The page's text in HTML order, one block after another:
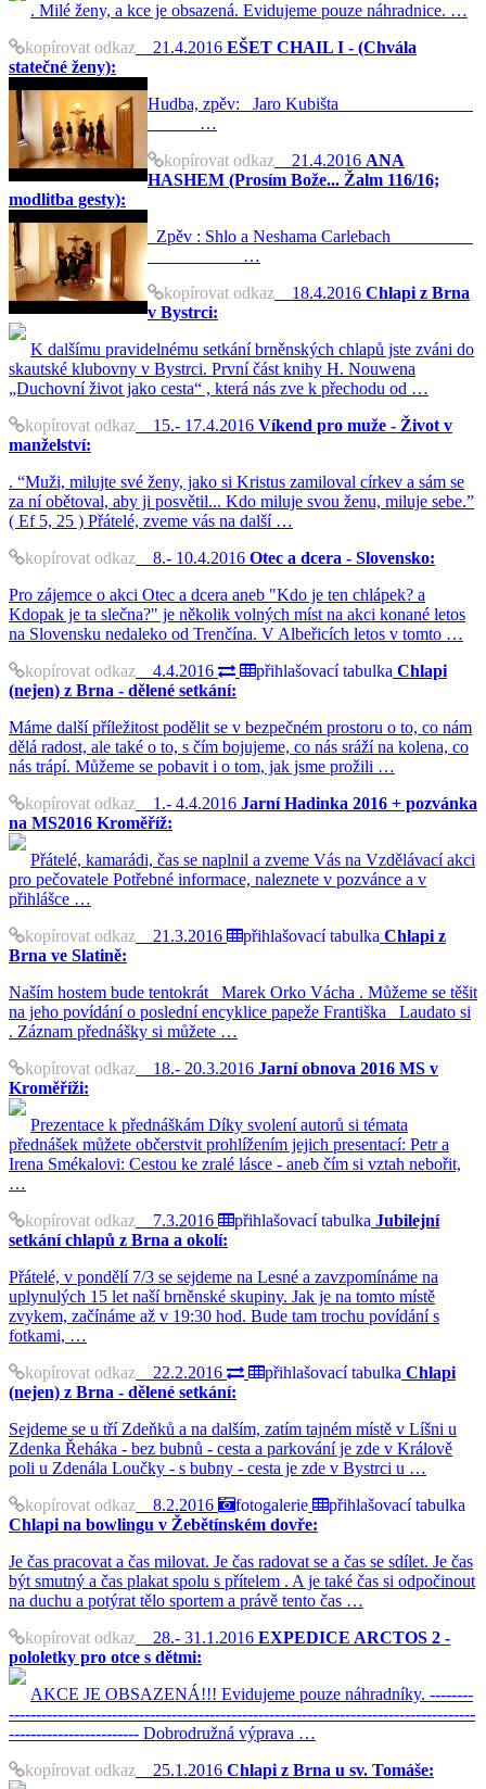
. Milé ženy, a kce je obsazená. Evidujeme pouze náhradnice. …
kopírovat odkaz 21.4.2016 EŠET CHAIL I - (Chvála
statečné ženy):
Hudba, zpěv: Jaro Kubišta
…
kopírovat odkaz 21.4.2016 ANA
HASHEM (Prosím Bože... Žalm 116/16;
modlitba gesty):
Zpěv : Shlo a Neshama Carlebach
…
kopírovat odkaz 18.4.2016 Chlapi z Brna
v Bystrci:
K dalšímu pravidelnému setkání brněnských chlapů jste zváni do
skautské klubovny v Bystrci. První část knihy H. Nouwena
„Duchovní život jako cesta“ , která nás zve k přechodu od …
kopírovat odkaz 15.- 17.4.2016 Víkend pro muže - Život v
manželství:
. “Muži, milujte své ženy, jako si Kristus zamiloval církev a sám se
za ní obětoval, aby ji posvětil... Kdo miluje svou ženu, miluje sebe.”
( Ef 5, 25 ) Přátelé, zveme vás na další …
kopírovat odkaz 8.- 10.4.2016 Otec a dcera - Slovensko:
Pro zájemce o akci Otec a dcera aneb "Kdo je ten chlápek? a
Kdopak je ta slečna?" je několik volných míst na akci konané letos
na Slovensku nedaleko od Trenčína. V Albeřicích letos v tomto …
kopírovat odkaz 4.4.2016 přihlašovací tabulka Chlapi
(nejen) z Brna - dělené setkání:
Máme další příležitost podělit se v bezpečném prostoru o to, co nám
dělá radost, ale také o to, s čím bojujeme, co nás sráží na kolena, co
nás trápí. Můžeme se pobavit i o tom, jak jsme prožili …
kopírovat odkaz 1.- 4.4.2016 Jarní Hadinka 2016 + pozvánka
na MS2016 Kroměříž:
Přátelé, kamarádi, čas se naplnil a zveme Vás na Vzdělávací akci
pro pečovatele Potřebné informace, naleznete v pozvánce a v
přihlášce …
kopírovat odkaz 21.3.2016 přihlašovací tabulka Chlapi z
Brna ve Slatině:
Naším hostem bude tentokrát Marek Orko Vácha . Můžeme se těšit
na jeho povídání o poslední encyklice papeže Františka Laudato si
. Záznam přednášky si můžete …
kopírovat odkaz 18.- 20.3.2016 Jarní obnova 2016 MS v
Kroměříži:
Prezentace k přednáškám Díky svolení autorů si témata
přednášek můžete občerstvit prohlížením jejich presentací: Petr a
Irena Smékalovi: Cestou ke zralé lásce - aneb čím si vztah nebořit,
…
kopírovat odkaz 7.3.2016 přihlašovací tabulka Jubilejní
setkání chlapů z Brna a okolí:
Přátelé, v pondělí 7/3 se sejdeme na Lesné a zavzpomínáme na
uplynulých 15 let naší brněnské skupiny. Jak je na tomto místě
zvykem, začínáme až v 19:30 hod. Bude tam trochu povídání s
fotkami, …
kopírovat odkaz 22.2.2016 přihlašovací tabulka Chlapi
(nejen) z Brna - dělené setkání:
Sejdeme se u tří Zdeňků a na dalším, zatím tajném místě v Líšni u
Zdenka Řeháka - bez bubnů - cesta a parkování je zde v Králově
poli u Zdenála Loučky - s bubny - cesta je zde v Bystrci u …
kopírovat odkaz 8.2.2016 fotogalerie přihlašovací tabulka
Chlapi na bowlingu v Žebětínském dovře:
Je čas pracovat a čas milovat. Je čas radovat se a čas se sdílet. Je čas
být smutný a čas plakat spolu s přítelem . A je také čas si odpočinout
na duchu a potýrat tělo sportem a právě tento čas …
kopírovat odkaz 28.- 31.1.2016 EXPEDICE ARCTOS 2 -
pololetky pro otce s dětmi:
AKCE JE OBSAZENÁ!!! Evidujeme pouze náhradníky. --------
--------------------------------------------------------------------------------------
------------------------ Dobrodružná výprava …
kopírovat odkaz 25.1.2016 Chlapi z Brna u sv. Tomáše: